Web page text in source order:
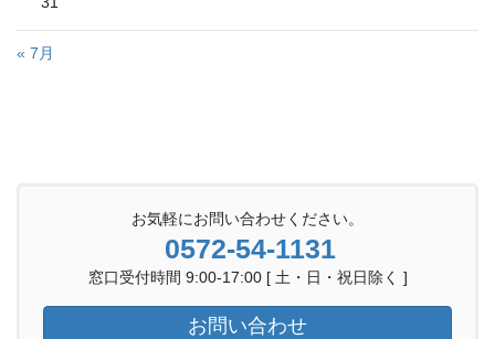
« 7月
お気軽にお問い合わせください。
0572-54-1131
窓口受付時間 9:00-17:00 [ 土・日・祝日除く ]
お問い合わせ